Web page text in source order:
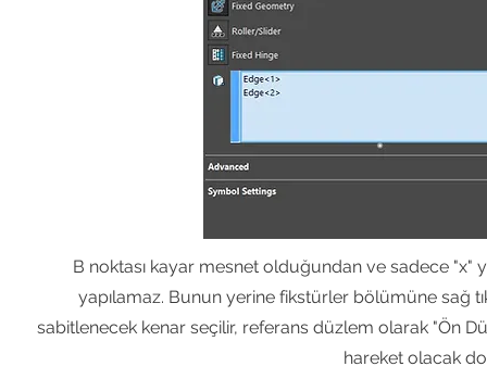
B noktası kayar mesnet olduğundan ve sadece
yapılamaz. Bunun yerine fikstürler bölümüne sağ
sabitlenecek kenar seçilir, referans düzlem olarak "Ön
hareket olacak